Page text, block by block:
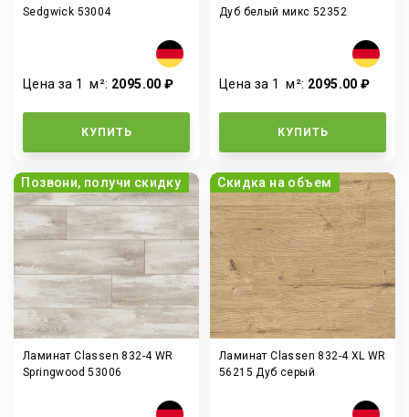
Sedgwick 53004
Цена за 1м²: 2095.00 ₽
КУПИТЬ
Дуб белый микс 52352
Цена за 1м²: 2095.00 ₽
КУПИТЬ
Позвони, получи скидку
Ламинат Classen 832-4 WR
Springwood 53006
Скидка на объем
Ламинат Classen 832-4 XL WR
56215 Дуб серый